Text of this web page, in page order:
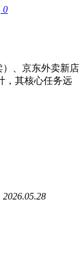
0
、京东外卖新店
，其核心任务远
2026.05.28